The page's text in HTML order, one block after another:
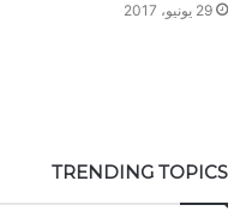
29 يونيو، 2017
TRENDING TOPICS